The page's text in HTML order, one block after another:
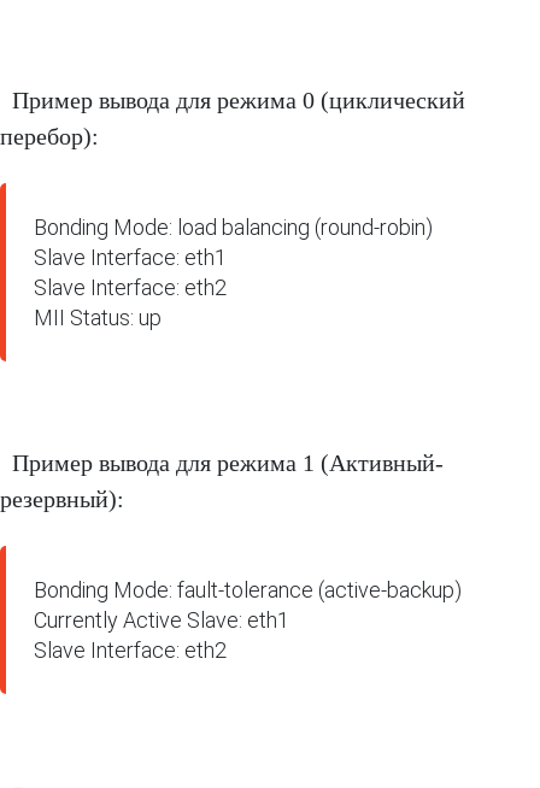
Пример вывода для режима 0 (циклический
перебор):
Bonding Mode: load balancing (round-robin)
Slave Interface: eth1
Slave Interface: eth2
MII Status: up
Пример вывода для режима 1 (Активный-
резервный):
Bonding Mode: fault-tolerance (active-backup)
Currently Active Slave: eth1
Slave Interface: eth2